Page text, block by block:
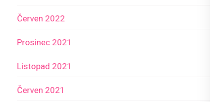
Červen 2022
Prosinec 2021
Listopad 2021
Červen 2021